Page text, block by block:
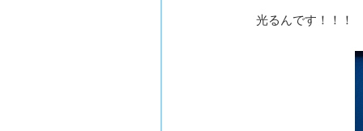
光るんです！！！